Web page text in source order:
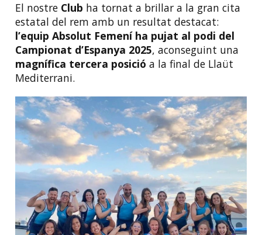
El nostre Club ha tornat a brillar a la gran cita
estatal del rem amb un resultat destacat:
l’equip Absolut Femení ha pujat al podi del
Campionat d’Espanya 2025, aconseguint una
magnífica tercera posició a la final de Llaüt
Mediterrani.